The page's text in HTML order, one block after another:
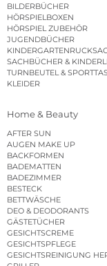
BILDERBÜCHER
HÖRSPIELBOXEN
HÖRSPIEL ZUBEHÖR
JUGENDBÜCHER
SACHBÜCHER &
TURNBEUTEL &
KLEIDER
Home & Beauty
AFTER SUN
AUGEN MAKE UP
BACKFORMEN
BADEMATTEN
BADEZIMMER
BESTECK
BETTWÄSCHE
DEO & DEODORANTS
GÄSTETÜCHER
GESICHTSCREME
GESICHTSPFLEGE
GESICHTSREINIGUNG